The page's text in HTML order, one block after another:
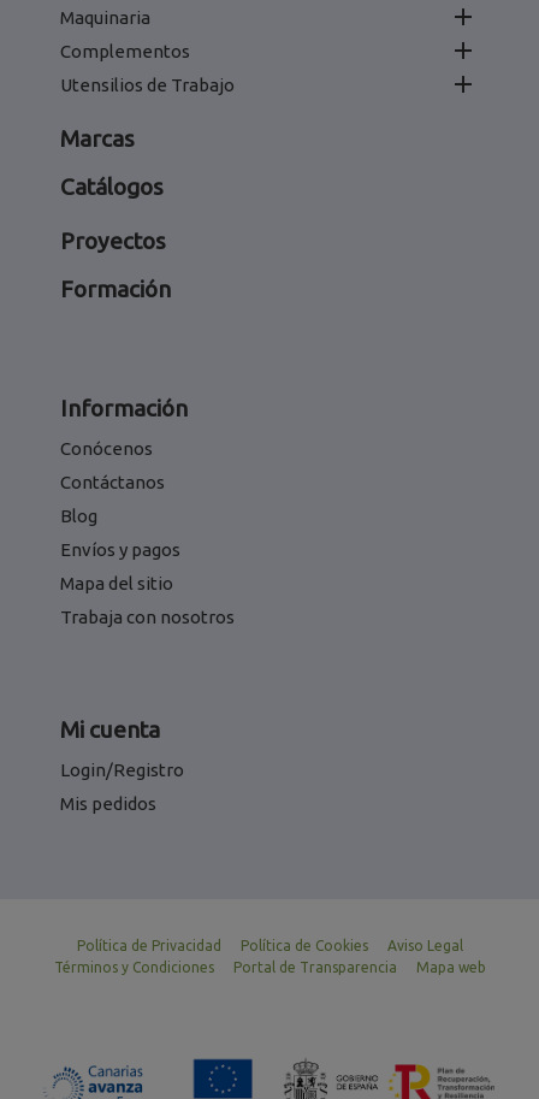
Maquinaria 
Complementos 
Utensilios de Trabajo 
Marcas
Catálogos
Proyectos
Formación
Información
Conócenos
Contáctanos
Blog
Envíos y pagos
Mapa del sitio
Trabaja con nosotros
Mi cuenta
Login/Registro
Mis pedidos
Política de Privacidad Política de Cookies
Aviso Legal
Términos y Condiciones
Portal de Transparencia Mapa web